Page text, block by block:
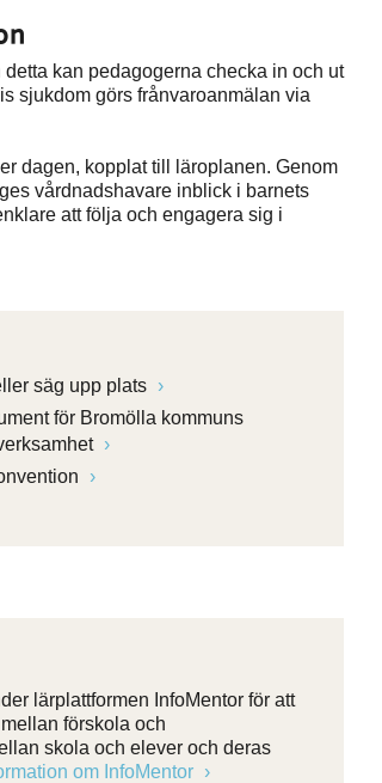
kan pedagogerna checka in och ut
sjukdom görs frånvaroanmälan via
dagen, kopplat till läroplanen. Genom
vårdnadshavare inblick i barnets
att följa och engagera sig i
säg upp plats
för Bromölla kommuns
lärplattformen InfoMentor för att
förskola och
skola och elever och deras
om InfoMentor